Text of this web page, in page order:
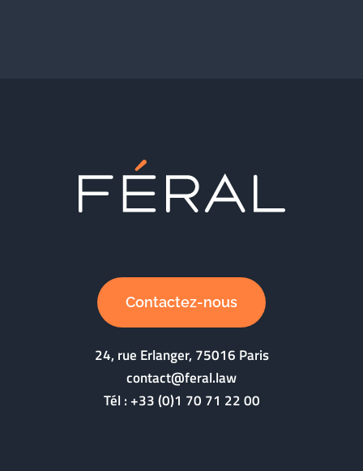
Contactez-nous
24, rue Erlanger, 75016 Paris
contact@feral.law
Tél :+33 (0)1 70 71 22 00